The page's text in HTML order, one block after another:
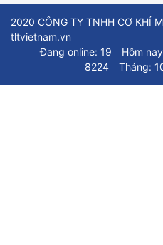
2020 CÔNG TY TNHH CƠ KHÍ
tltvietnam.vn
Đang online: 19
Hôm
8224
Tháng: